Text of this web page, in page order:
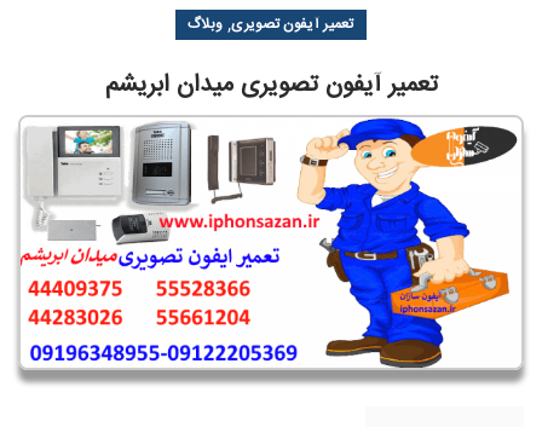
تعمیر آیفون تصویری, وبلاگ
تعمیر آیفون تصویری میدان ابریشم